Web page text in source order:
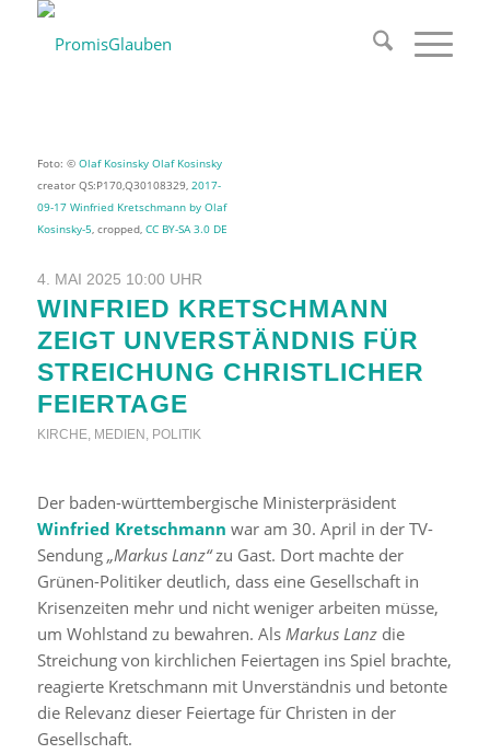
Foto: © Olaf Kosinsky Olaf Kosinsky
creator QS:P170,Q30108329, 2017-
09-17 Winfried Kretschmann by Olaf
Kosinsky-5 , cropped, CC BY-SA 3.0 DE
4. MAI 2025 10:00 UHR
WINFRIED KRETSCHMANN
ZEIGT UNVERSTÄNDNIS FÜR
STREICHUNG CHRISTLICHER
FEIERTAGE
KIRCHE, MEDIEN , POLITIK
Der baden-württembergische Ministerpräsident
Winfried Kretschmann war am 30. April in der TV-
Sendung „Markus Lanz“zu Gast. Dort machte der
Grünen-Politiker deutlich, dass eine Gesellschaft in
Krisenzeiten mehr und nicht weniger arbeiten müsse,
um Wohlstand zu bewahren. Als Markus Lanzdie
Streichung von kirchlichen Feiertagen ins Spiel brachte,
reagierte Kretschmann mit Unverständnis und betonte
die Relevanz dieser Feiertage für Christen in der
Gesellschaft.